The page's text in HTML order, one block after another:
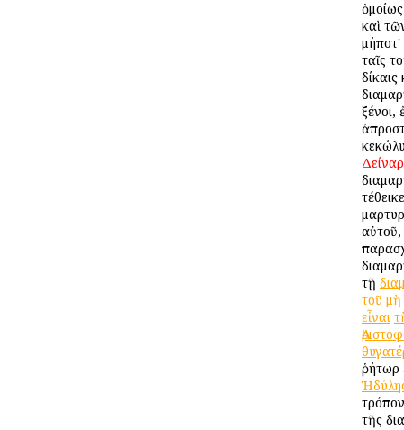
καὶ
μήποτ'
ταῖς
ξένοι,
αὐτοῦ,
τῇ
τοῦ μὴ
εἶναι
τῆς